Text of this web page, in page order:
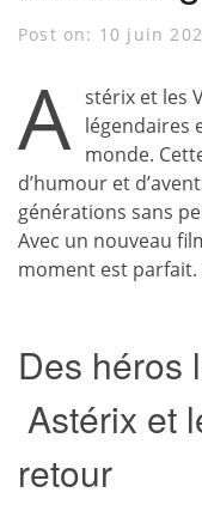
Post on: 10 juin
A stérix et les
légendaires
monde.
d’humour et
générations sans
Avec un nouveau
moment est parfait.
Des héros
Astérix et
retour